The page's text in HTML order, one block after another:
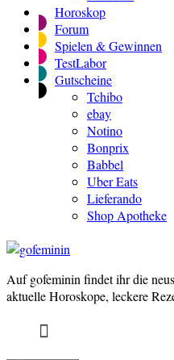
Horoskop
Forum
Spielen & Gewinnen
TestLabor
Gutscheine
Tchibo
ebay
Notino
Bonprix
Babbel
Uber Eats
Lieferando
Shop Apotheke
gofeminin
Auf gofeminin findet ihr die
aktuelle Horoskope, leckere